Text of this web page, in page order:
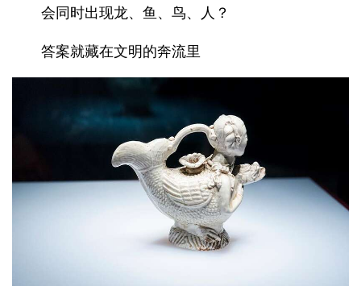
会同时出现龙、鱼、鸟、人？
答案就藏在文明的奔流里